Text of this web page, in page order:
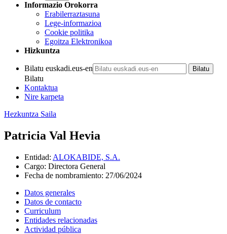
Informazio Orokorra
Erabilerraztasuna
Lege-informazioa
Cookie politika
Egoitza Elektronikoa
Hizkuntza
Bilatu euskadi.eus-en
Bilatu
Kontaktua
Nire karpeta
Hezkuntza Saila
Patricia Val Hevia
Entidad: ALOKABIDE, S.A.
Cargo: Directora General
Fecha de nombramiento: 27/06/2024
Datos generales
Datos de contacto
Curriculum
Entidades relacionadas
Actividad pública